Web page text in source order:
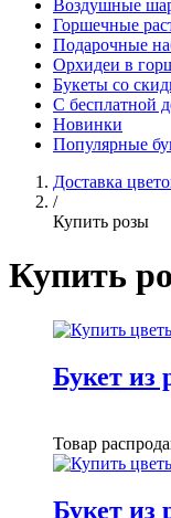
Воздушные
Горшечные
Подарочные
Орхидеи в
Букеты со
С бесплатной
Новинки
Популярные
Доставка
/
Купить розы
Купить
Букет из
Товар
Букет из